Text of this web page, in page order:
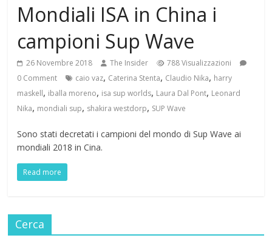
Mondiali ISA in China i
campioni Sup Wave
26 Novembre 2018 The Insider
788 Visualizzazioni
0 Comment
caio vaz, Caterina Stenta, Claudio Nika, harry
maskell, iballa moreno, isa sup worlds, Laura Dal Pont, Leonard
Nika, mondiali sup, shakira westdorp, SUP Wave
Sono stati decretati i campioni del mondo di Sup Wave ai
mondiali 2018 in Cina.
Read more
Cerca